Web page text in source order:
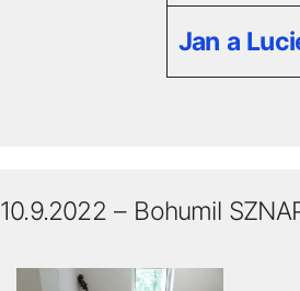
Jan a
10.9.2022 – Bohumil